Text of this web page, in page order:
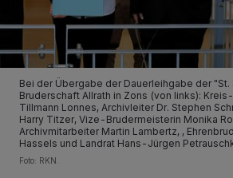
Bei der Übergabe der Dauerleihgabe der
Bruderschaft Allrath in Zons (von links):
Tillmann Lonnes, Archivleiter Dr. Stephen
Harry Titzer, Vize-Brudermeisterin Monika
Archivmitarbeiter Martin Lambertz, ,
Hassels und Landrat Hans-Jürgen
Foto: RKN.